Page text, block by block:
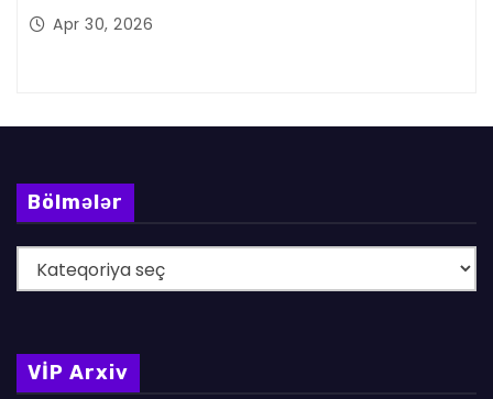
Apr 30, 2026
Bölmələr
ö
m
VİP Arxiv